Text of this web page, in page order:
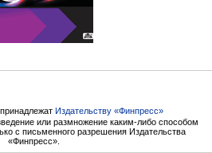
Издательству «Финпресс»
или размножение каким-либо способом
с письменного разрешения Издательства
«Финпресс».